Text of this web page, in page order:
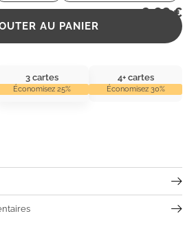
!
2,99€
AU PANIER
3 cartes
Économisez 25%
4+ cartes
Économisez 30%